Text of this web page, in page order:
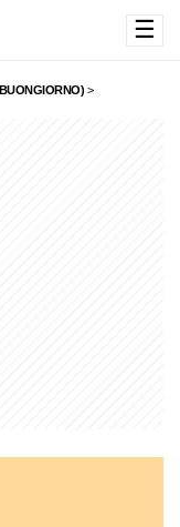
☰
>